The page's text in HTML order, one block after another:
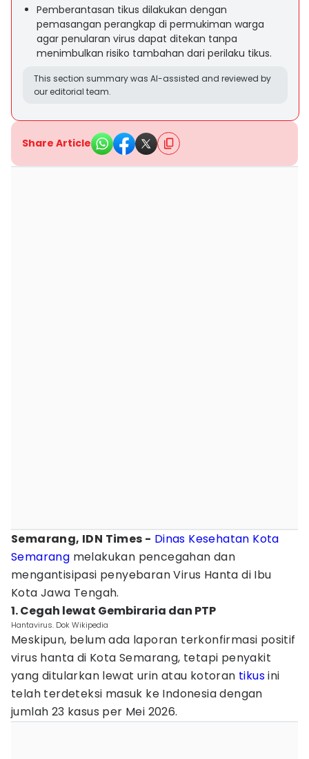
Pemberantasan tikus dilakukan dengan
pemasangan perangkap di permukiman warga
agar penularan virus dapat ditekan tanpa
menimbulkan risiko tambahan dari perilaku tikus.
This section summary was AI-assisted and reviewed by
our editorial team.
Share Article
Semarang, IDN Times - Dinas Kesehatan Kota
Semarang melakukan pencegahan dan
mengantisipasi penyebaran Virus Hanta di Ibu
Kota Jawa Tengah.
1. Cegah lewat Gembiraria dan PTP
Hantavirus. Dok Wikipedia
Meskipun, belum ada laporan terkonfirmasi positif
virus hanta di Kota Semarang, tetapi penyakit
yang ditularkan lewat urin atau kotoran tikusini
telah terdeteksi masuk ke Indonesia dengan
jumlah 23 kasus per Mei 2026.